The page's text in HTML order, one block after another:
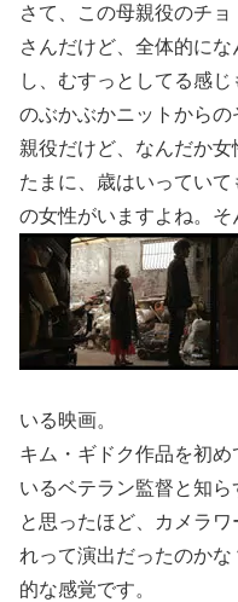
さて、この母親役のチ
さんだけど、全体的に
し、むすっとしてる感
のぶかぶかニットから
親役だけど、なんだか女
たまに、歳はいってい
の女性がいますよね。そ
いる映画。
キム・ギドク作品を初
いるベテラン監督と知
と思ったほど、カメラ
れって演出だったのか
的な感覚です。